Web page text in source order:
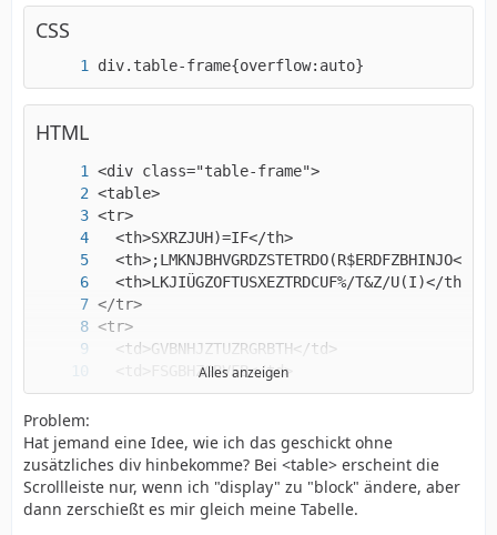
CSS
div.table-frame{overflow:auto}
HTML
</div>
Alles anzeigen
Problem:
Hat jemand eine Idee, wie ich das geschickt ohne
zusätzliches div hinbekomme? Bei <table> erscheint die
Scrollleiste nur, wenn ich "display" zu "block" ändere, aber
dann zerschießt es mir gleich meine Tabelle.